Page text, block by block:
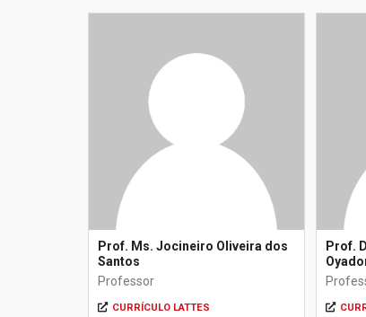
Prof. Ms. Jocineiro Oliveira dos
Santos
Professor
CURRÍCULO LATTES
Prof.